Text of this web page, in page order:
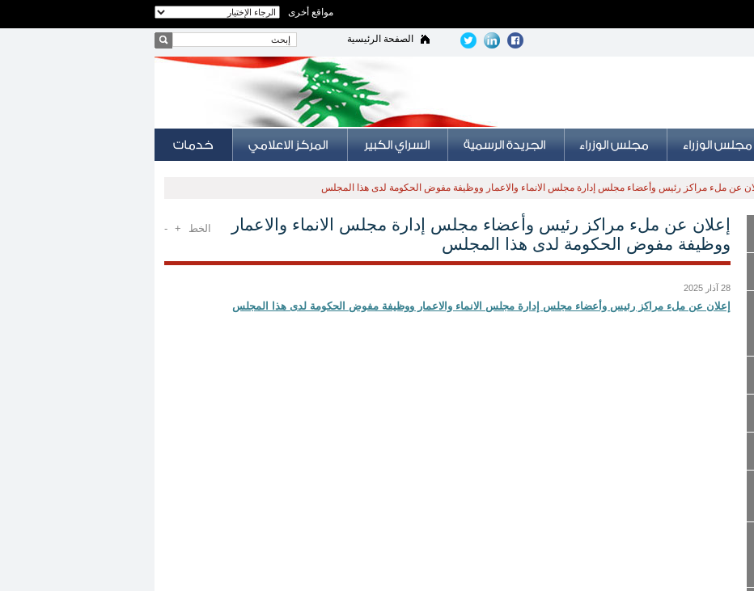
مواقع أخرى
الصفحة الرئيسية
عن ملء مراكز رئيس وأعضاء مجلس إدارة مجلس الانماء والاعمار ووظيفة مفوض الحكومة لدى هذا المجلس
إعلان عن ملء مراكز رئيس وأعضاء مجلس إدارة مجلس الانماء والاعمار
ووظيفة مفوض الحكومة لدى هذا المجلس
الخط +
-
28 آذار 2025
إعلان عن ملء مراكز رئيس وأعضاء مجلس إدارة مجلس الانماء والاعمار ووظيفة مفوض الحكومة لدى هذا المجلس